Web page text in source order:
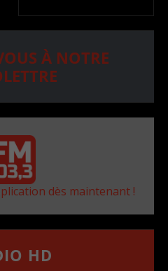
À NOTRE
dès maintenant !
HD